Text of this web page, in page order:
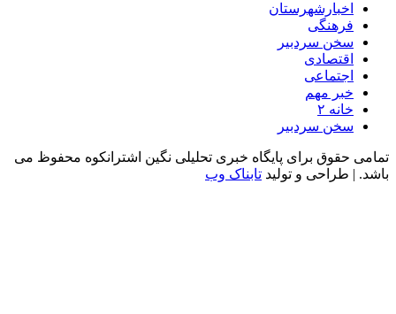
اخبارشهرستان
فرهنگی
سخن سردبیر
اقتصادی
اجتماعی
خبر مهم
خانه ۲
سخن سردبیر
حقوق برای پایگاه خبری تحلیلی نگین اشترانکوه محفوظ می
| طراحی و تولیدتابناک وب